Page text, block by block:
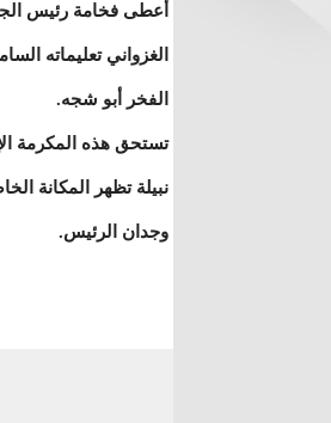
أعطى فخامة رئيس
الغزواني تعليماته
الفخر أبو شجه.
تستحق هذه المكرمة
نبيلة تظهر المكانة
وجدان الرئيس.